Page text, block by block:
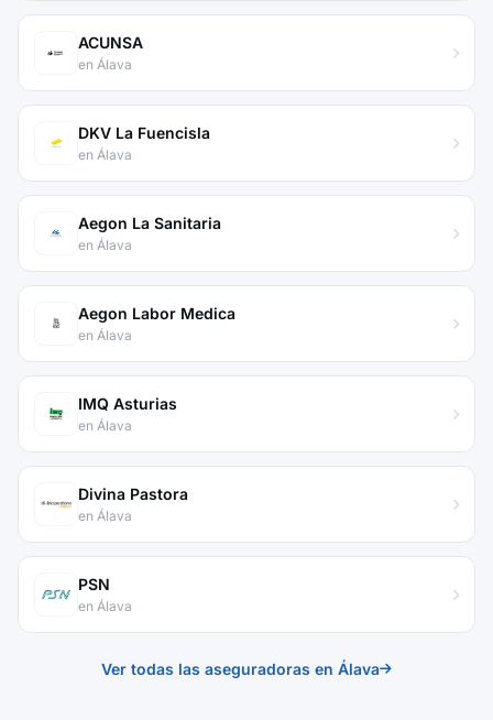
ACUNSA
en Álava
DKV La Fuencisla
en Álava
Aegon La Sanitaria
en Álava
Aegon Labor Medica
en Álava
IMQ Asturias
en Álava
Divina Pastora
en Álava
PSN
en Álava
Ver todas las aseguradoras en Álava